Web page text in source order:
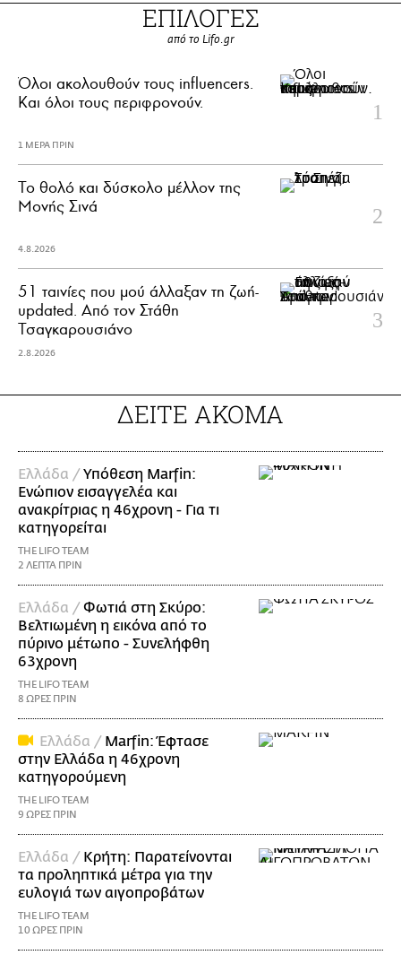
ΕΠΙΛΟΓΕΣ
από το Lifo.gr
Όλοι ακολουθούν τους influencers.
Και όλοι τους περιφρονούν.
1 ΜΕΡΑ ΠΡΙΝ
Το θολό και δύσκολο μέλλον της
Μονής Σινά
4.8.2026
51 ταινίες που μού άλλαξαν τη ζωή-
updated. Aπό τον Στάθη
Τσαγκαρουσιάνο
2.8.2026
ΔΕΙΤΕ ΑΚΟΜΑ
Ελλάδα /Υπόθεση Marfin:
Ενώπιον εισαγγελέα και
ανακρίτριας η 46χρονη - Για τι
κατηγορείται
THE LIFO TEAM
2 ΛΕΠΤΑ ΠΡΙΝ
Ελλάδα /Φωτιά στη Σκύρο:
Βελτιωμένη η εικόνα από το
πύρινο μέτωπο - Συνελήφθη
63χρονη
THE LIFO TEAM
8 ΩΡΕΣ ΠΡΙΝ
Ελλάδα / Marfin: Έφτασε
στην Ελλάδα η 46χρονη
κατηγορούμενη
THE LIFO TEAM
9 ΩΡΕΣ ΠΡΙΝ
Ελλάδα / Κρήτη: Παρατείνονται
τα προληπτικά μέτρα για την
ευλογιά των αιγοπροβάτων
THE LIFO TEAM
10 ΩΡΕΣ ΠΡΙΝ